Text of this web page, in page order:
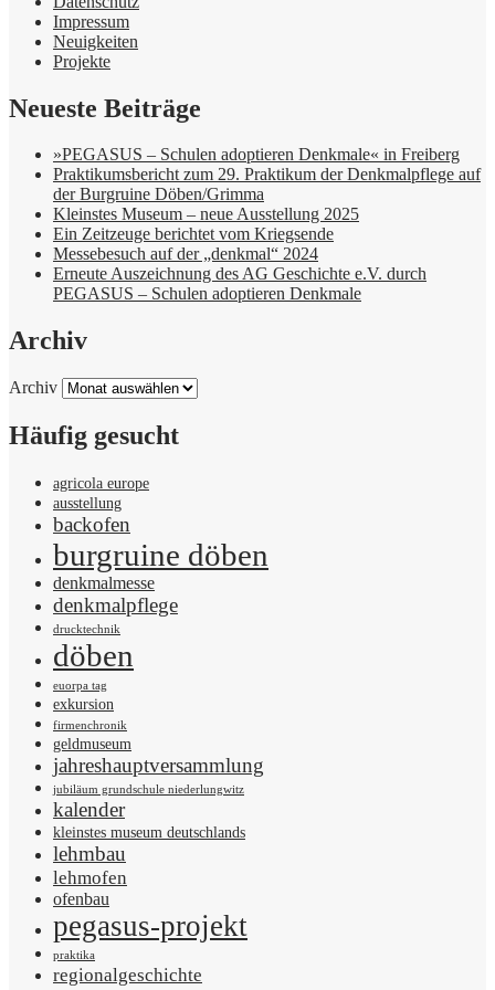
Impressum
Neuigkeiten
Projekte
Neueste Beiträge
»PEGASUS – Schulen adoptieren Denkmale« in Freiberg
Praktikumsbericht zum 29. Praktikum der Denkmalpflege auf
der Burgruine Döben/Grimma
Kleinstes Museum – neue Ausstellung 2025
Ein Zeitzeuge berichtet vom Kriegsende
Messebesuch auf der „denkmal“ 2024
Erneute Auszeichnung des AG Geschichte e.V. durch
PEGASUS – Schulen adoptieren Denkmale
Archiv
Archiv
Häufig gesucht
agricola europe
ausstellung
backofen
burgruine döben
denkmalmesse
denkmalpflege
drucktechnik
döben
euorpa tag
exkursion
firmenchronik
geldmuseum
jahreshauptversammlung
jubiläum grundschule niederlungwitz
kalender
kleinstes museum deutschlands
lehmbau
lehmofen
ofenbau
pegasus-projekt
praktika
regionalgeschichte